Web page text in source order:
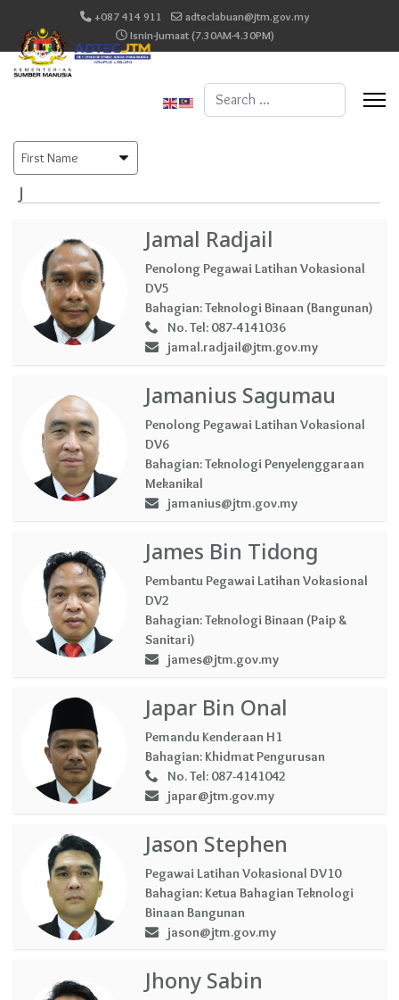
+087 414 911
adteclabuan@jtm.gov.my
Isnin-Jumaat (7.30AM-4.30PM)
Search
J
Jamal Radjail
Penolong Pegawai Latihan Vokasional
DV5
Bahagian:Teknologi Binaan (Bangunan)
No. Tel: 087-4141036
jamal.radjail@jtm.gov.my
Jamanius Sagumau
Penolong Pegawai Latihan Vokasional
DV6
Bahagian:Teknologi Penyelenggaraan
Mekanikal
jamanius@jtm.gov.my
James Bin Tidong
Pembantu Pegawai Latihan Vokasional
DV2
Bahagian:Teknologi Binaan (Paip &
Sanitari)
james@jtm.gov.my
Japar Bin Onal
Pemandu Kenderaan H1
Bahagian: Khidmat Pengurusan
No. Tel: 087-4141042
japar@jtm.gov.my
Jason Stephen
Pegawai Latihan Vokasional DV10
Bahagian: Ketua Bahagian Teknologi
Binaan Bangunan
jason@jtm.gov.my
Jhony Sabin